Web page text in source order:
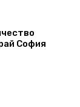
София